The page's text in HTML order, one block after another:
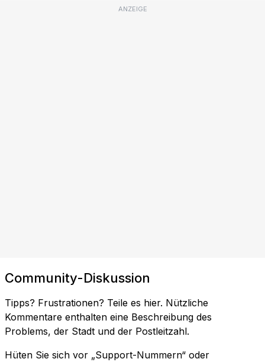
ANZEIGE
Community-Diskussion
Tipps? Frustrationen? Teile es hier. Nützliche
Kommentare enthalten eine Beschreibung des
Problems, der Stadt und der Postleitzahl.
Hüten Sie sich vor „Support-Nummern“ oder